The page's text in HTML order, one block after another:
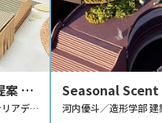
案 －
アデ
Seasonal Scent
設–
河内優斗／造形学部